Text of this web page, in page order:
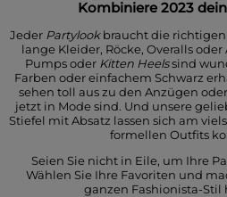
Kombiniere 2023
Jeder Partylook braucht die
lange Kleider, Röcke, Overalls oder
Pumpsoder Kitten Heels sind
Farben oder einfachem Schwarz
sehen toll aus zu den Anzügen
jetzt in Mode sind. Und unsere
Stiefel mit Absatz lassen sich am
formellen Outfits
Seien Sie nicht in Eile, um Ihre
Wählen Sie Ihre Favoriten und
ganzen Fashionista-Stil